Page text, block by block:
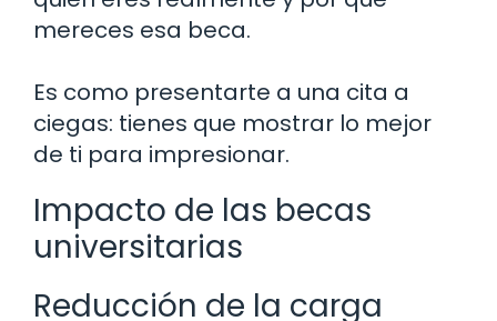
mereces esa beca.
Es como presentarte a una cita a
ciegas: tienes que mostrar lo mejor
de ti para impresionar.
Impacto de las becas
universitarias
Reducción de la carga